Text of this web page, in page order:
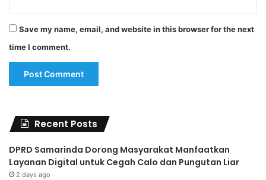
Save my name, email, and website in this browser for the next
time I comment.
Recent Posts
DPRD Samarinda Dorong Masyarakat Manfaatkan
Layanan Digital untuk Cegah Calo dan Pungutan Liar
2 days ago